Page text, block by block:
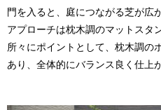
門を入ると、庭につながる芝が広
アプローチは枕木調のマットスタン
所々にポイントとして、枕木調の
あり、全体的にバランス良く仕上